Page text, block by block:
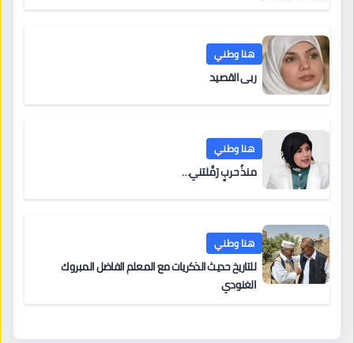
هنا وطني
ربى القصيد
هنا وطني
منذُ حربٍ رَمَّلتني…
هنا وطني
للتاريخ حديث الذكريات مع المعلم الفاضل المبروك
الغنودي